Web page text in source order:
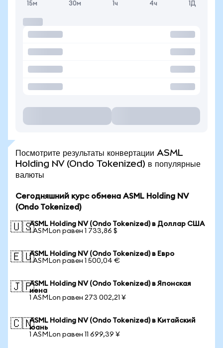
15м 30м 1ч 4ч 1Д
Посмотрите результаты конвертации ASML
Holding NV (Ondo Tokenized) в популярные
валюты
Сегодняшний курс обмена ASML Holding NV
(Ondo Tokenized)
🇺🇸ASML Holding NV (Ondo Tokenized) в Доллар США
1 ASMLon равен 1 733,86 $
🇪🇺ASML Holding NV (Ondo Tokenized) в Евро
1 ASMLon равен 1 500,04 €
🇯🇵ASML Holding NV (Ondo Tokenized) в Японская
иена
1 ASMLon равен 273 002,21 ¥
🇨🇳ASML Holding NV (Ondo Tokenized) в Китайский
юань
1 ASMLon равен 11 699,39 ¥